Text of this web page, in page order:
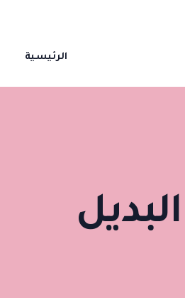
الرئيسية